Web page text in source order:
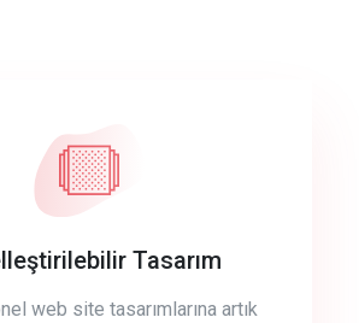
Tasarım
web site tasarımlarına artık